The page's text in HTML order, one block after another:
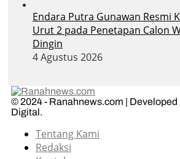
Endara Putra Gunawan Resmi
Urut 2 pada Penetapan Calon
Dingin
4 Agustus 2026
© 2024 - Ranahnews.com |
Digital.
Tentang Kami
Redaksi